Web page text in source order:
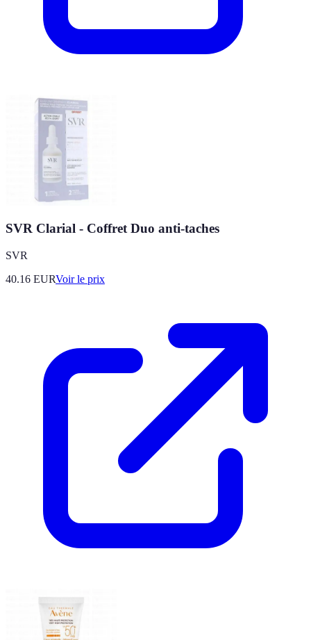
SVR Clarial - Coffret Duo anti-taches
SVR
40.16 EURVoir le prix